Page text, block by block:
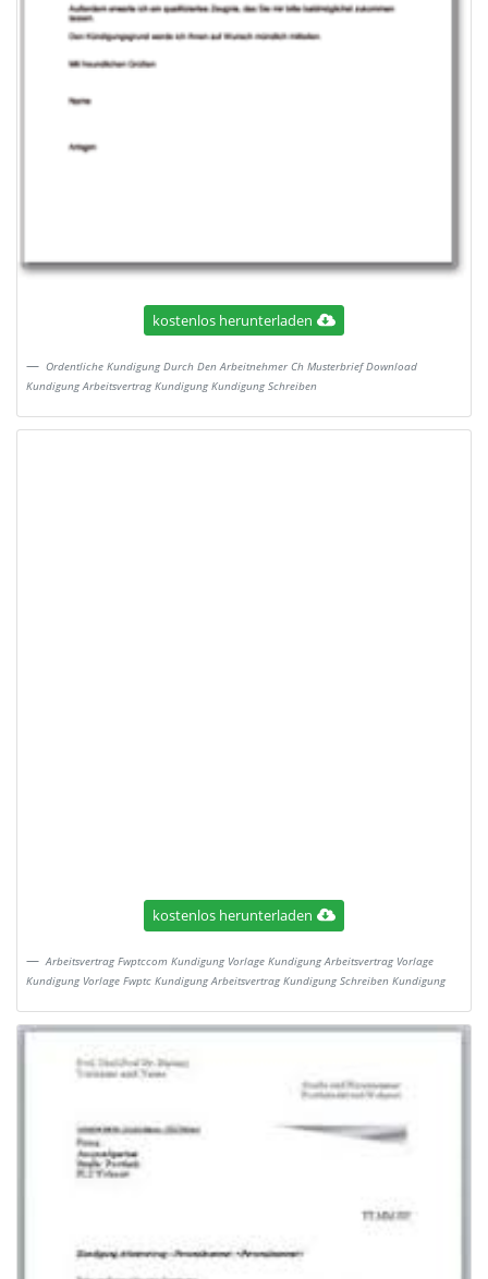
kostenlos herunterladen
Ordentliche Kundigung Durch Den Arbeitnehmer Ch Musterbrief Download
Kundigung Arbeitsvertrag Kundigung Kundigung Schreiben
kostenlos herunterladen
Arbeitsvertrag Fwptccom Kundigung Vorlage Kundigung Arbeitsvertrag Vorlage
Kundigung Vorlage Fwptc Kundigung Arbeitsvertrag Kundigung Schreiben Kundigung